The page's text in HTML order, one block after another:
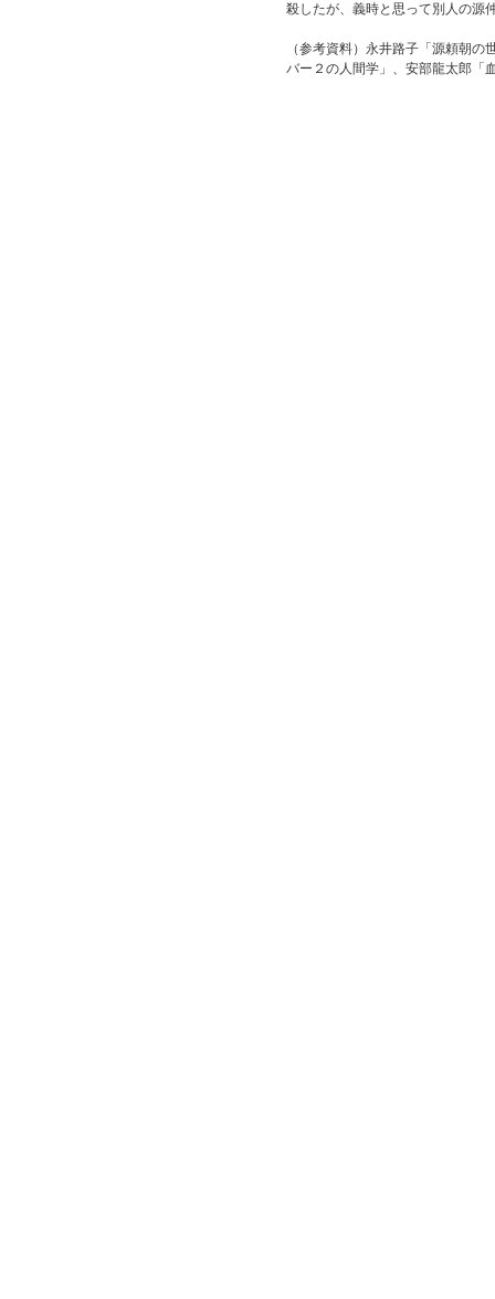
殺したが、義時と思って別人の源
（参考資料）永井路子「源頼朝
バー２の人間学」、安部龍太郎「